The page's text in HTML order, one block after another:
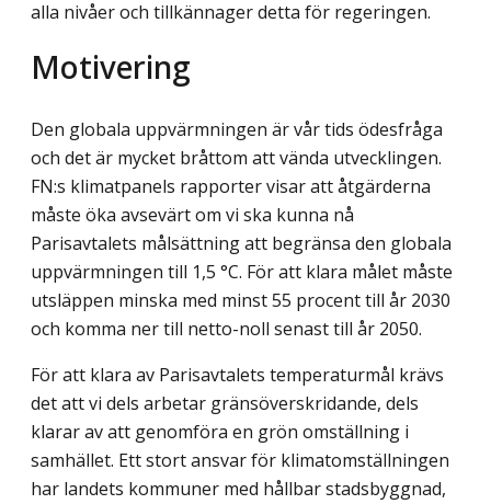
alla nivåer och tillkännager detta för regeringen.
Motivering
Den globala uppvärmningen är vår tids ödesfråga
och det är mycket bråttom att vända utvecklingen.
FN:s klimatpanels rapporter visar att åtgärderna
måste öka avsevärt om vi ska kunna nå
Parisavtalets målsättning att begränsa den globala
uppvärmningen till 1,5 °C. För att klara målet måste
utsläppen minska med minst 55 procent till år 2030
och komma ner till netto-noll senast till år 2050.
För att klara av Parisavtalets temperaturmål krävs
det att vi dels arbetar gräns­överskridande, dels
klarar av att genomföra en grön omställning i
samhället. Ett stort ansvar för klimatomställningen
har landets kommuner med hållbar stadsbyggnad,